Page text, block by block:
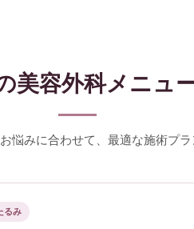
美容外科メニュ
悩みに合わせて、最適な施術プラ
るみ